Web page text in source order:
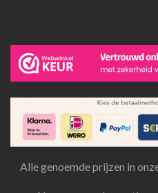
Alle genoemde prijzen in